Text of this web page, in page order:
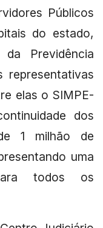
Públicos
do estado,
Previdência
representativas
elas o SIMPE-
dos
1 milhão de
uma
todos os